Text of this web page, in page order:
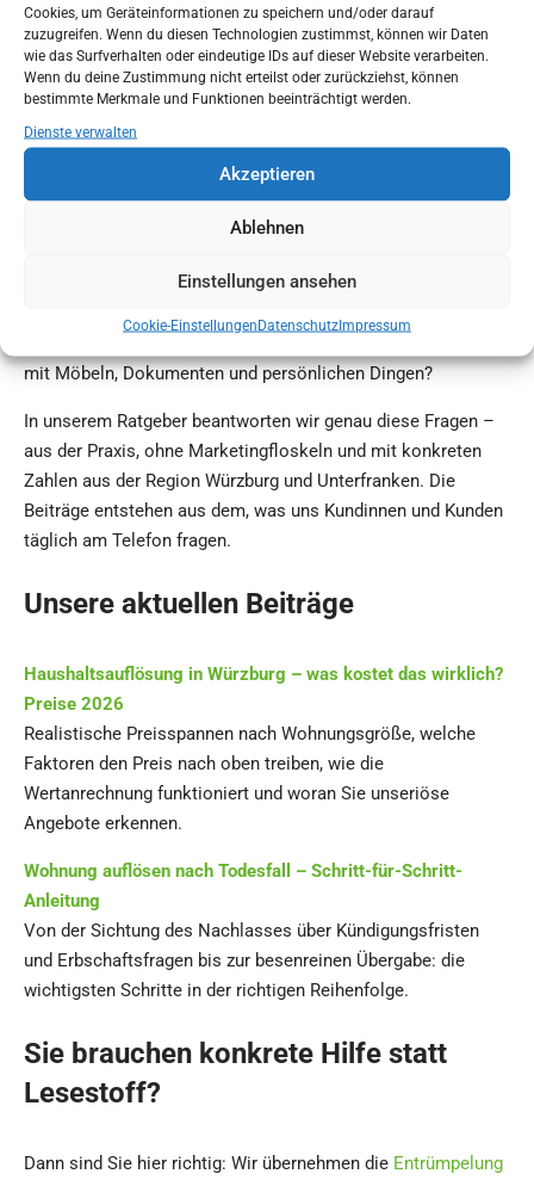
Cookies, um Geräteinformationen zu speichern und/oder darauf
zuzugreifen. Wenn du diesen Technologien zustimmst, können wir Daten
wie das Surfverhalten oder eindeutige IDs auf dieser Website verarbeiten.
Wenn du deine Zustimmung nicht erteilst oder zurückziehst, können
bestimmte Merkmale und Funktionen beeinträchtigt werden.
Dienste verwalten
Akzeptieren
Ablehnen
Einstellungen ansehen
Cookie-EinstellungenDatenschutzImpressum
Entrümpelung, Haushalts- und
Wohnungsauflösung
Eine Entrümpelung oder Haushaltsauflösung steht bei den
meisten Menschen nur ein- oder zweimal im Leben an –
häufig in einer ohnehin belastenden Situation: nach einem
Todesfall, beim Umzug eines Angehörigen ins Pflegeheim
Entsprechend groß sind die offenen Fragen. Was kostet eine
Wohnungsauflösung wirklich? Wer trägt die Kosten? Welche
mit Möbeln, Dokumenten und persönlichen Dingen?
In unserem Ratgeber beantworten wir genau diese Fragen –
aus der Praxis, ohne Marketingfloskeln und mit konkreten
Zahlen aus der Region Würzburg und Unterfranken. Die
Beiträge entstehen aus dem, was uns Kundinnen und Kunden
täglich am Telefon fragen.
Unsere aktuellen Beiträge
Haushaltsauflösung in Würzburg – was kostet das wirklich?
Preise 2026
Realistische Preisspannen nach Wohnungsgröße, welche
Faktoren den Preis nach oben treiben, wie die
Wertanrechnung funktioniert und woran Sie unseriöse
Angebote erkennen.
Wohnung auflösen nach Todesfall – Schritt-für-Schritt-
Anleitung
Von der Sichtung des Nachlasses über Kündigungsfristen
und Erbschaftsfragen bis zur besenreinen Übergabe: die
wichtigsten Schritte in der richtigen Reihenfolge.
Sie brauchen konkrete Hilfe statt
Lesestoff?
Dann sind Sie hier richtig: Wir übernehmen die Entrümpelung